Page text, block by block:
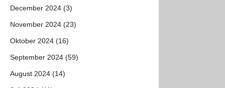
December 2024 (3)
November 2024 (23)
Oktober 2024 (16)
September 2024 (59)
August 2024 (14)